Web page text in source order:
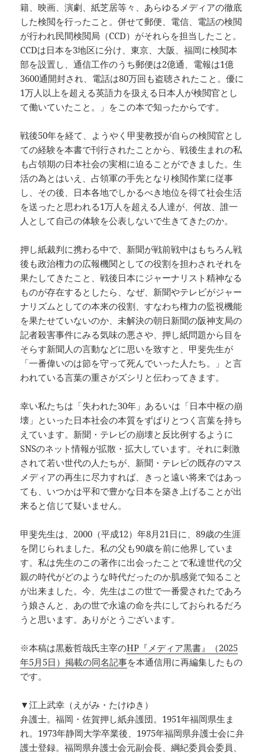
籍、映画、演劇、紙芝居等々、あらゆるメディアの徹底
した検閲を行ったこと。併せて郵便、電信、電話の検閲
が行われ民間検閲局（CCD）がそれらを担当したこと。
CCDは日本を3地区に分け、東京、大阪、福岡に検閲本
部を設置し、通信工作のうち郵便は2億通、電報は1億
3600通開封され、電話は80万回も盗聴されたこと。優に
1万人以上を超える英語力を扱える日本人が検閲官とし
て働いていたこと。」をこの本で知ったからです。
戦後50年を経て、ようやく甲斐教授が自らの検閲官とし
ての経験を本書で刊行されたことから、戦後生まれの私
も占領期の日本社会の実相に迫ることができました。生
活の為とはいえ、占領軍の手先となり検閲作業に従事
し、その後、日本各地でしかるべき地位を得て社会生活
を送ったと思われる1万人を超える人達が、何故、誰一
人として自己の体験を公表しないで生きてきたのか。
押し紙裁判に携わる中で、新聞が戦前戦中はもちろん戦
後も政治権力の広報機関としての役割を担わされそれを
果たしてきたこと、戦後日本にジャーナリスト精神なる
ものが存在するとしたら、なぜ、新聞やテレビがジャー
ナリズムとしての本来の役割、すなわち権力の監視機能
を果たせていないのか、未解決の朝日新聞の阪神支局の
記者殺害事件にみる気味の悪さや、押し紙問題から目を
そらす新聞人の言動などに思いを致すと、甲斐先生が
「一番偉いのは節を守って死んでいった人たち。」と言
われている言葉の重さがズシリと伝わってきます。
幸い私たちは「失われた30年」あるいは「日本中枢の崩
壊」といった日本社会の本質をずばりとつく言葉を持ち
えています。新聞・テレビの崩壊と反比例するように
SNSのネット情報が拡散・拡大しています。それに刺激
されて若い世代の人たちが、新聞・テレビの既存のマス
メディアの再生に尽力すれば、きっと遠い将来ではあっ
ても、いつかは平和で豊かな日本を築き上げることが出
来ると信じて疑いません。
甲斐先生は、2000（平成12）年8月21日に、89歳の生涯
を閉じられました。私の父も90歳を前に他界していま
す。私は先生のこの著作に出会ったことで私達世代の父
親の時代がどのような時代だったのか肌感覚で知ること
が出来ました。今、先生はこの世で一番愛されたであろ
う娘さんと、あの世で永遠の命を共にしておられるだろ
うと思います。ありがとうございます。
※本稿は黒薮哲哉氏主宰のHP『メディア黒書』（2025
年5月5日）掲載の同名記事を本通信用に再編集したもの
です。
▼江上武幸（えがみ・たけゆき）
弁護士。福岡・佐賀押し紙弁護団。1951年福岡県生ま
れ。1973年静岡大学卒業後、1975年福岡県弁護士会に弁
護士登録。福岡県弁護士会元副会長、綱紀委員会委員、